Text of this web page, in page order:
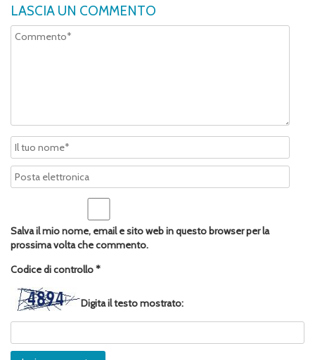
LASCIA UN COMMENTO
Salva il mio nome, email e sito web in questo browser per la
prossima volta che commento.
Codice di controllo*
Digita il testo mostrato: